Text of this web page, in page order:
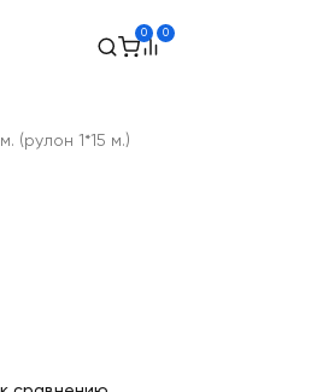
0 0
(рулон 1*15 м.)